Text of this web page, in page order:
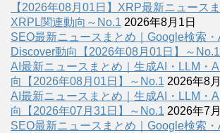
【2026年08月01日】XRP最新ニュース
XRPL関連動向～No.1 2026年8月1日
SEO最新ニュースまとめ｜Google検索・
Discover動向【2026年08月01日】～No.1
AI最新ニュースまとめ｜生成AI・LLM・
向【2026年08月01日】～No.1 2026年8
AI最新ニュースまとめ｜生成AI・LLM・
向【2026年07月31日】～No.1 2026年7
SEO最新ニュースまとめ｜Google検索・